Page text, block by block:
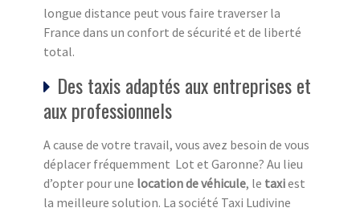
longue distance peut vous faire traverser la
France dans un confort de sécurité et de liberté
total.
Des taxis adaptés aux entreprises et
aux professionnels
A cause de votre travail, vous avez besoin de vous
déplacer fréquemment Lot et Garonne? Au lieu
d’opter pour une location de véhicule, le taxiest
la meilleure solution. La société Taxi Ludivine